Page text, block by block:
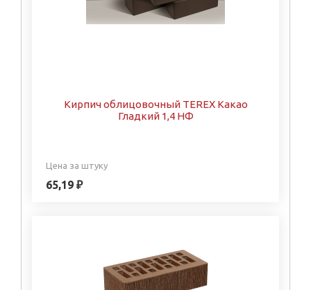
Кирпич облицовочный TEREX Какао
Гладкий 1,4 НФ
Цена за штуку
65,19 ₽